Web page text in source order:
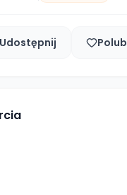
Udostępnij Polub